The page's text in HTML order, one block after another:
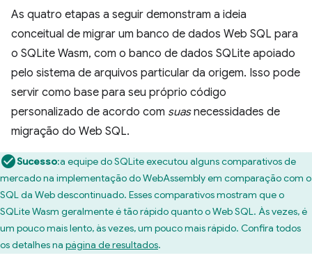
As quatro etapas a seguir demonstram a ideia
conceitual de migrar um banco de dados Web SQL para
o SQLite Wasm, com o banco de dados SQLite apoiado
pelo sistema de arquivos particular da origem. Isso pode
servir como base para seu próprio código
personalizado de acordo com suasnecessidades de
migração do Web SQL.
Sucesso:a equipe do SQLite executou alguns comparativos de
mercado na implementação do WebAssembly em comparação com o
SQL da Web descontinuado. Esses comparativos mostram que o
SQLite Wasm geralmente é tão rápido quanto o Web SQL. Às vezes, é
um pouco mais lento, às vezes, um pouco mais rápido. Confira todos
os detalhes na página de resultados.